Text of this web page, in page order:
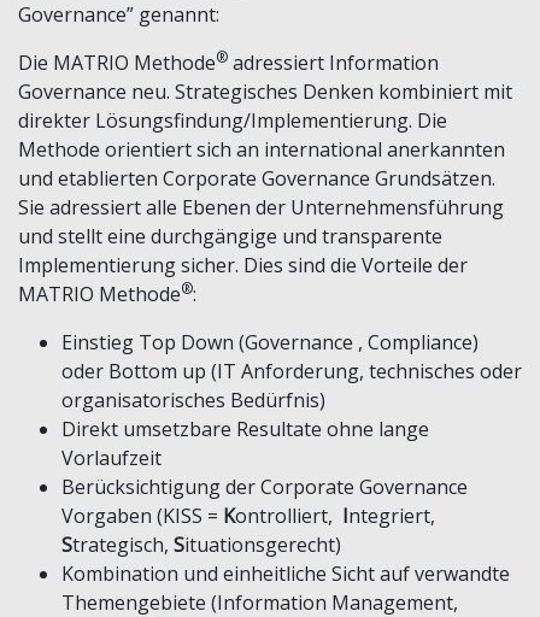
Governance” genannt:
Die MATRIO Methode® adressiert Information
Governance neu. Strategisches Denken kombiniert mit
direkter Lösungsfindung/Implementierung. Die
Methode orientiert sich an international anerkannten
und etablierten Corporate Governance Grundsätzen.
Sie adressiert alle Ebenen der Unternehmensführung
und stellt eine durchgängige und transparente
Implementierung sicher. Dies sind die Vorteile der
MATRIO Methode®:
Einstieg Top Down (Governance , Compliance)
oder Bottom up (IT Anforderung, technisches oder
organisatorisches Bedürfnis)
Direkt umsetzbare Resultate ohne lange
Vorlaufzeit
Berücksichtigung der Corporate Governance
Vorgaben (KISS = Kontrolliert, Integriert,
Strategisch, Situationsgerecht)
Kombination und einheitliche Sicht auf verwandte
Themengebiete (Information Management,